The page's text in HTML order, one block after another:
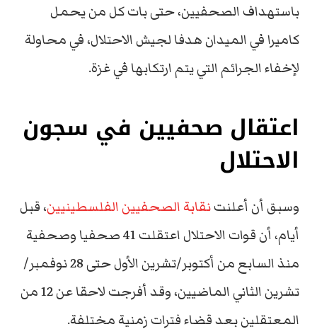
باستهداف الصحفيين، حتى بات كل من يحمل
كاميرا في الميدان هدفا لجيش الاحتلال، في محاولة
لإخفاء الجرائم التي يتم ارتكابها في غزة.
اعتقال صحفيين في سجون
الاحتلال
وسبق أن أعلنتنقابة الصحفيين الفلسطينيين، قبل
أيام، أن قوات الاحتلال اعتقلت 41 صحفيا وصحفية
منذ السابع من أكتوبر/تشرين الأول حتى 28 نوفمبر/
تشرين الثاني الماضيين، وقد أفرجت لاحقا عن 12 من
المعتقلين بعد قضاء فترات زمنية مختلفة.